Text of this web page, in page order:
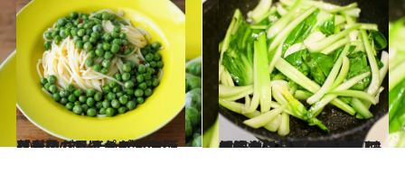
2023.4.20
【春のごちそうパスタレシピ】 アンチョビグリンピースのっけパスタ お洒落な見た目でおもてなしにも！
グルメ 2023.4.13
優秀食材【ちんげん菜】の簡単レシピ 炒め物・味噌汁・スープ・浅漬け 切り方からじっくり丁寧に解説！
グルメ